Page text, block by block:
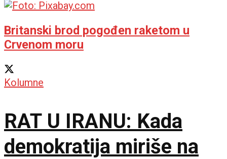
Britanski brod pogođen raketom u
Crvenom moru
Kolumne
RAT U IRANU: Kada
demokratija miriše na